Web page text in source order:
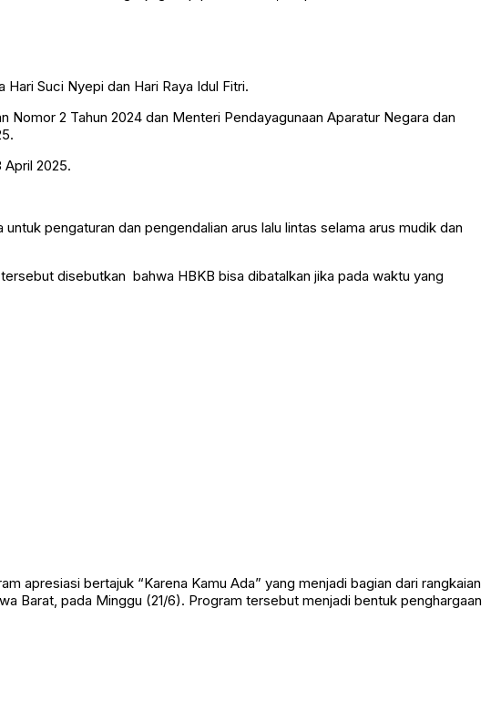
Suci Nyepi dan Hari Raya Idul Fitri.
Nomor 2 Tahun 2024 dan Menteri Pendayagunaan Aparatur Negara dan
April 2025.
pengaturan dan pengendalian arus lalu lintas selama arus mudik dan
disebutkan bahwa HBKB bisa dibatalkan jika pada waktu yang
apresiasi bertajuk “Karena Kamu Ada” yang menjadi bagian dari rangkaian
Barat, pada Minggu (21/6). Program tersebut menjadi bentuk penghargaan